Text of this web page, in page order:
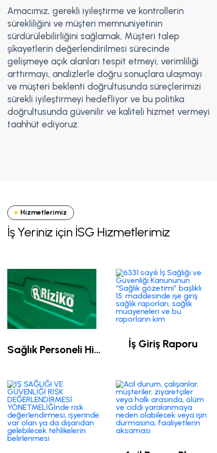
Amacımız, gerekli iyileştirme ve kontrollerin
sürekliliğini ve müşteri memnuniyetinin
sürdürülebilirliğini sağlamak, Müşteri talep
şikayetlerin değerlendirilmesi sürecinde
gelişmeye açık alanları tespit etmeyi, verimliliği
arttırmayı, analizlerle doğru sonuçlara ulaşmayı
ve müşteri beklenti doğrultusunda süreçlerimizi
sürekli iyileştirmeyi hedefliyor ve bu politika
doğrultusunda güvenilir ve kaliteli hizmet vermeyi
taahhüt ediyoruz.
Hizmetlerimiz
İş Yeriniz için İSG Hizmetlerimiz
Sağlık Personeli Hizmeti İş Giriş Raporu